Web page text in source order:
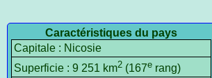
Caractéristiques du pays
Capitale : Nicosie
Superficie : 9 251 km2 (167e rang)